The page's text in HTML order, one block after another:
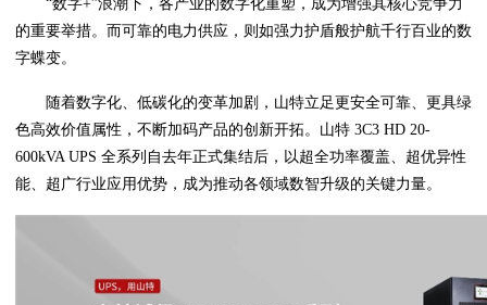
“数字+”浪潮下，各产业的数字化重塑，成为增强其核心竞争力
的重要举措。而可靠的电力供应，则如强力护盾般护航千行百业的数
字蝶变。
随着数字化、低碳化的变革加剧，山特立足更安全可靠、更具绿
色高效价值属性，不断加码产品的创新开拓。山特 3C3 HD 20-
600kVA UPS 全系列自去年正式集结后，以超全功率覆盖、超优异性
能、超广行业应用优势，成为推动各领域数智升级的关键力量。